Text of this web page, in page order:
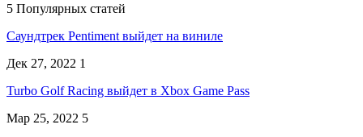
5 Популярных статей
Саундтрек Pentiment выйдет на виниле
Дек 27, 2022 1
Turbo Golf Racing выйдет в Xbox Game Pass
Мар 25, 2022 5